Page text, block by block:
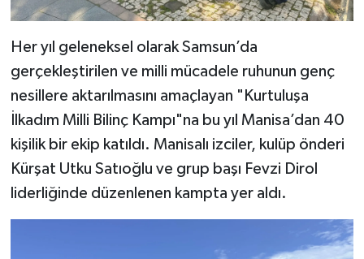
Her yıl geleneksel olarak Samsun’da
gerçekleştirilen ve milli mücadele ruhunun genç
nesillere aktarılmasını amaçlayan "Kurtuluşa
İlkadım Milli Bilinç Kampı"na bu yıl Manisa’dan 40
kişilik bir ekip katıldı. Manisalı izciler, kulüp önderi
Kürşat Utku Satıoğlu ve grup başı Fevzi Dirol
liderliğinde düzenlenen kampta yer aldı.